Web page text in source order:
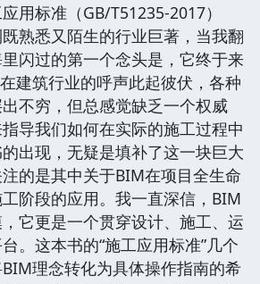
用标准（GB/T51235-2017）
熟悉又陌生的行业巨著，当我翻
闪过的第一个念头是，它终于来
建筑行业的呼声此起彼伏，各种
不穷，但总感觉缺乏一个权威
导我们如何在实际的施工过程中
出现，无疑是填补了这一块巨大
的是其中关于BIM在项目全生命
阶段的应用。我一直深信，BIM
它更是一个贯穿设计、施工、运
。这本书的“施工应用标准”几个
理念转化为具体操作指南的希